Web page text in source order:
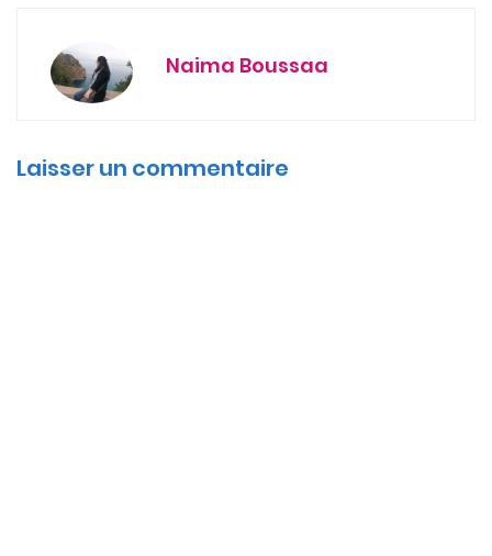
Naima Boussaa
Laisser un commentaire